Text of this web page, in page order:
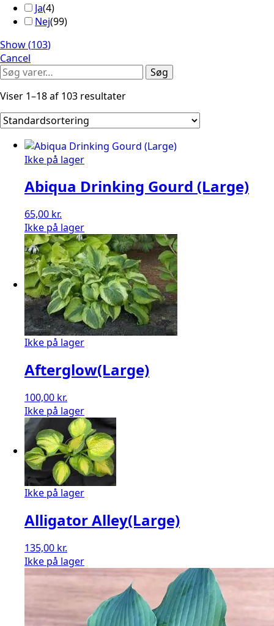
Ja(4)
Nej(99)
Show(103)
Cancel
Søg
Søg
Viser 1–18 af 103 resultater
Ikke på lager
Abiqua Drinking Gourd (Large)
65,00 kr.
Ikke på lager
Ikke på lager
Afterglow(Large)
100,00 kr.
Ikke på lager
Ikke på lager
Alligator Alley(Large)
135,00 kr.
Ikke på lager